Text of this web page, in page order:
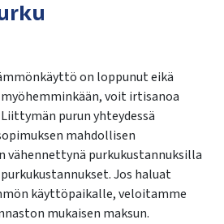
on loppunut eikä
voit irtisanoa
purun yhteydessä
mahdollisen
vähennettynä purkukustannuksilla
Jos haluat
käyttöpaikalle, veloitamme
mukaisen maksun.